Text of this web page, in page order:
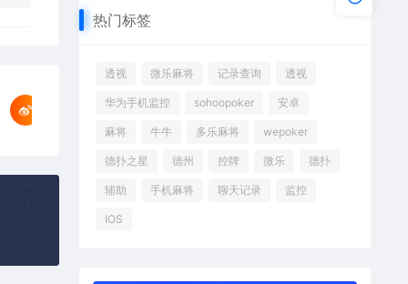
热门标签
透视 微乐麻将 记录查询 透视
华为手机监控 sohoopoker 安卓
麻将 牛牛 多乐麻将 wepoker
德扑之星 德州 控牌 微乐 德扑
辅助 手机麻将 聊天记录 监控
IOS